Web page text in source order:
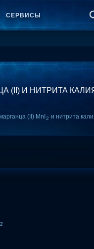
СЕРВИСЫ
(II) И НИТРИТА
(II) MnI 2 и нитрита
2